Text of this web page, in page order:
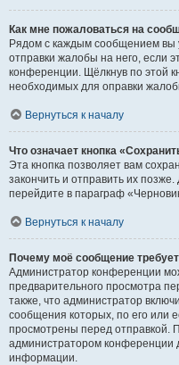
Как мне пожаловаться на
Рядом с каждым сообщением вы
отправки жалобы на него, если
конференции. Щёлкнув по этой
необходимых для оправки
Вернуться к началу
Что означает кнопка
Эта кнопка позволяет вам
закончить и отправить их
перейдите в параграф
Вернуться к началу
Почему моё сообщение
Администратор конференции
предварительного просмотра
также, что администратор
сообщения которых, по его или
просмотрены перед отправкой.
администратором конференции
информации.